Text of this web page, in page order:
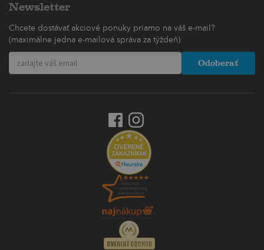
Newsletter
Chcete dostávať akciové ponuky priamo na váš e-mail?
(maximálne jedna e-mailová správa za týždeň)
Odoberať